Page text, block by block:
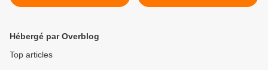
Hébergé par Overblog
Top articles